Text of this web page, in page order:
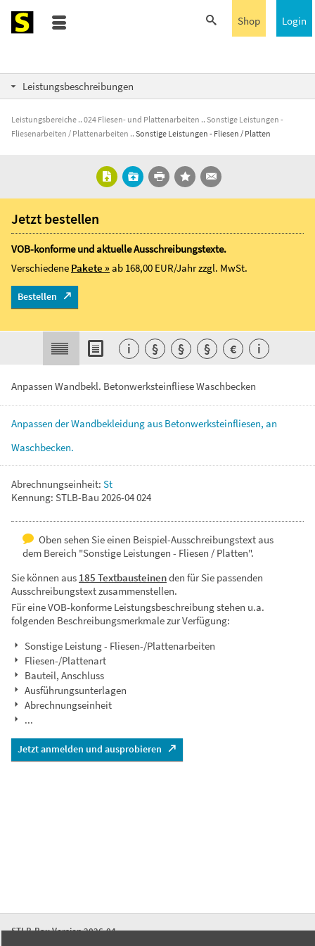
Login
Shop
Leistungsbeschreibungen
Leistungsbereiche 024 Fliesen- und Plattenarbeiten
Sonstige Leistungen -
Fliesenarbeiten / Plattenarbeiten
Sonstige Leistungen - Fliesen / Platten
Anpassen Wandbekl. Betonwerksteinfliese Waschbecken
Anpassen derWandbekleidungaus Betonwerksteinfliesen, an
Waschbecken.
Abrechnungseinheit: St
Kennung: STLB-Bau 2026-04 024
Oben sehen Sie einen Beispiel-Ausschreibungstext aus
dem Bereich "Sonstige Leistungen - Fliesen / Platten".
Sie können aus 185 Textbausteinenden für Sie passenden
Ausschreibungstext zusammenstellen.
Für eine VOB-konforme Leistungsbeschreibung stehen u.a.
folgenden Beschreibungsmerkmale zur Verfügung:
Sonstige Leistung - Fliesen-/Plattenarbeiten
Fliesen-/Plattenart
Bauteil, Anschluss
Ausführungsunterlagen
Abrechnungseinheit
...
Jetzt anmelden und ausprobieren
Jetzt bestellen
VOB-konforme und aktuelle Ausschreibungstexte.
Verschiedene Pakete »ab 168,00 EUR/Jahrzzgl. MwSt.
Bestellen
i § § § € i
STLB-Bau Version 2026-04